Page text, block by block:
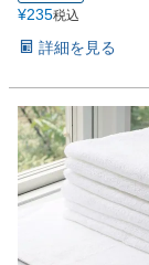
¥235税込
詳細を見る